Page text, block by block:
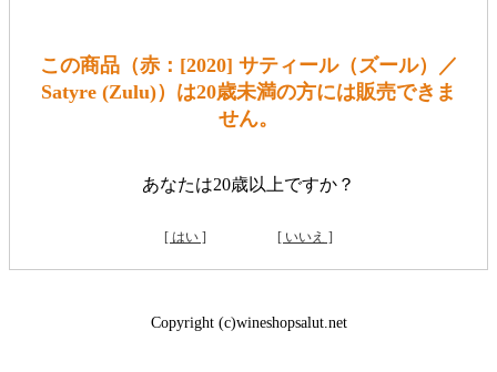
この商品（赤：[2020] サティール（ズール）／
Satyre (Zulu)）は20歳未満の方には販売できま
せん。
あなたは20歳以上ですか？
[ はい ] [ いいえ ]
Copyright (c)wineshopsalut.net